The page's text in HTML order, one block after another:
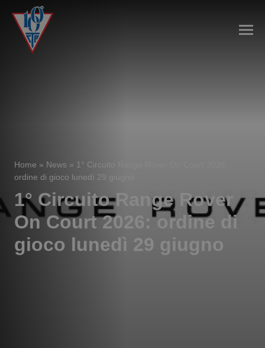
Home » News » 1° Circuito Range Rover On Court 2026:
ordine di gioco lunedì 29 giugno
1° Circuito Range Rover
On Court 2026: ordine di
gioco lunedì 29 giugno